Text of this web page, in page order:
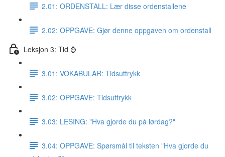
2.01: ORDENSTALL: Lær disse ordenstallene
2.02: OPPGAVE: Gjør denne oppgaven om ordenstall
Leksjon 3: Tid ⌚️
3.01: VOKABULAR: Tidsuttrykk
3.02: OPPGAVE: Tidsuttrykk
3.03: LESING: "Hva gjorde du på lørdag?"
3.04: OPPGAVE: Spørsmål til teksten "Hva gjorde du